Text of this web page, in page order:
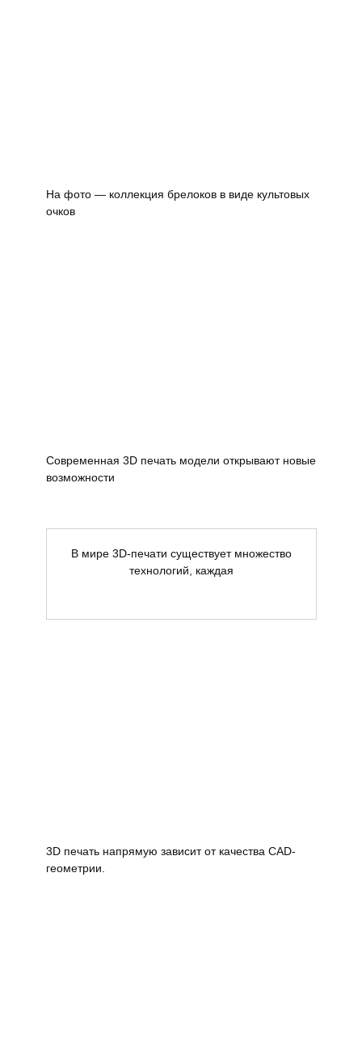
На фото — коллекция брелоков в виде культовых
очков
Современная 3D печать модели открывают новые
возможности
В мире 3D-печати существует множество
технологий, каждая
3D печать напрямую зависит от качества CAD-
геометрии.